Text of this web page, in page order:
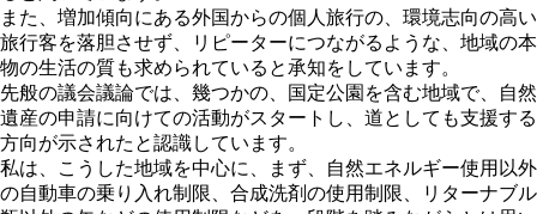
また、増加傾向にある外国からの個人旅行の、環境志向の高い
旅行客を落胆させず、リピーターにつながるような、地域の本
物の生活の質も求められていると承知をしています。
先般の議会議論では、幾つかの、国定公園を含む地域で、自然
遺産の申請に向けての活動がスタートし、道としても支援する
方向が示されたと認識しています。
私は、こうした地域を中心に、まず、自然エネルギー使用以外
の自動車の乗り入れ制限、合成洗剤の使用制限、リターナブル